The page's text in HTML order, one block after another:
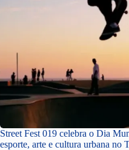
Street Fest 019 celebra o Dia
esporte, arte e cultura urbana no